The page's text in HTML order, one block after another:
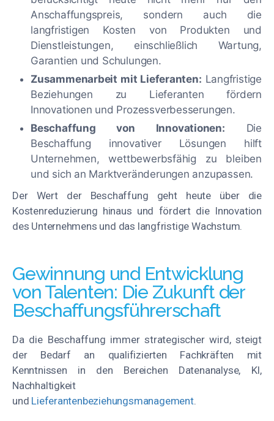
Anschaffungspreis, sondern auch die
langfristigen Kosten von Produkten und
Dienstleistungen, einschließlich Wartung,
Garantien und Schulungen.
Zusammenarbeit mit Lieferanten: Langfristige
Beziehungen zu Lieferanten fördern
Innovationen und Prozessverbesserungen.
Beschaffung von Innovationen: Die
Beschaffung innovativer Lösungen hilft
Unternehmen, wettbewerbsfähig zu bleiben
und sich an Marktveränderungen anzupassen.
Der Wert der Beschaffung geht heute über die
Kostenreduzierung hinaus und fördert die Innovation
des Unternehmens und das langfristige Wachstum.
Gewinnung und Entwicklung
von Talenten: Die Zukunft der
Beschaffungsführerschaft
Da die Beschaffung immer strategischer wird, steigt
der Bedarf an qualifizierten Fachkräften mit
Kenntnissen in den Bereichen Datenanalyse, KI,
Nachhaltigkeit
und Lieferantenbeziehungsmanagement.